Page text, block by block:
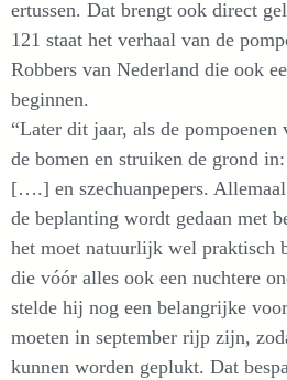
ertussen. Dat brengt ook direct
121 staat het verhaal van de
Robbers van Nederland die ook
beginnen.
“Later dit jaar, als de
de bomen en struiken de grond
[….] en szechuanpepers.
de beplanting wordt gedaan met
het moet natuurlijk wel praktisch
die vóór alles ook een nuchtere
stelde hij nog een belangrijke
moeten in september rijp zijn,
kunnen worden geplukt. Dat